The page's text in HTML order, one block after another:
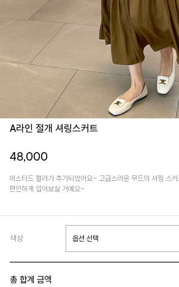
A라인 절개 셔링스커트
48,000
머스터드 컬러가 추가되었어요~ 고급스러운 무드의 셔링 스
편안하게 입어보실 거예요~
색상
총 합계 금액